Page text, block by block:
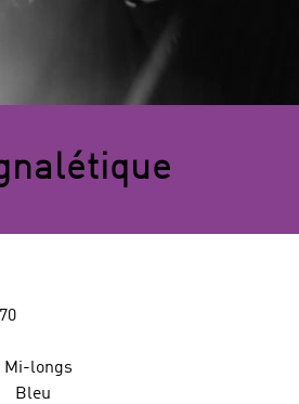
Mi-longs
Bleu